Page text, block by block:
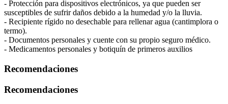
- Protección para dispositivos electrónicos, ya que pueden ser
susceptibles de sufrir daños debido a la humedad y/o la lluvia.
- Recipiente rígido no desechable para rellenar agua (cantimplora o
termo).
- Documentos personales y cuente con su propio seguro médico.
- Medicamentos personales y botiquín de primeros auxilios
Recomendaciones
Recomendaciones